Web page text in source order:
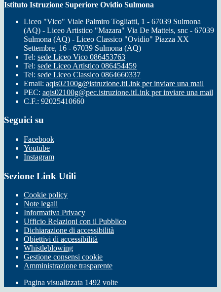
Istituto Istruzione Superiore Ovidio Sulmona
Liceo "Vico" Viale Palmiro Togliatti, 1 - 67039 Sulmona
(AQ) - Liceo Artistico "Mazara" Via De Matteis, snc - 67039
Sulmona (AQ) - Liceo Classico "Ovidio" Piazza XX
Settembre, 16 - 67039 Sulmona (AQ)
Tel: sede Liceo Vico 086453763
Tel: sede Liceo Artistico 086454459
Tel: sede Liceo Classico 0864660337
Email: aqis02100g@istruzione.itLink per inviare una mail
PEC: aqis02100g@pec.istruzione.itLink per inviare una mail
C.F.: 92025410660
Seguici su
Facebook
Youtube
Instagram
Sezione Link Utili
Cookie policy
Note legali
Informativa Privacy
Ufficio Relazioni con il Pubblico
Dichiarazione di accessibilità
Obiettivi di accessibilità
Whistleblowing
Gestione consensi cookie
Amministrazione trasparente
Pagina visualizzata 1492 volte